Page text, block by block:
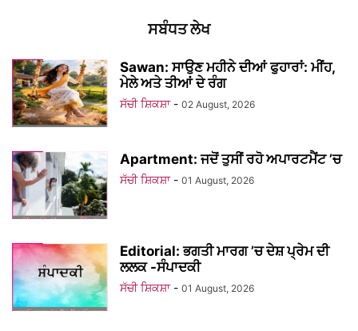
ਸਬੰਧਤ ਲੇਖ
Sawan: ਸਾਉਣ ਮਹੀਨੇ ਦੀਆਂ ਫੁਹਾਰਾਂ: ਮੀਂਹ,
ਮੇਲੇ ਅਤੇ ਤੀਆਂ ਦੇ ਰੰਗ
ਸੱਚੀ ਸ਼ਿਕਸ਼ਾ - 02 August, 2026
Apartment: ਜਦੋਂ ਤੁਸੀਂ ਰਹੋ ਅਪਾਰਟਮੈਂਟ ’ਚ
ਸੱਚੀ ਸ਼ਿਕਸ਼ਾ - 01 August, 2026
Editorial: ਭਗਤੀ ਮਾਰਗ ’ਚ ਦੇਸ਼ ਪ੍ਰੇਮ ਦੀ
ਲਲਕ -ਸੰਪਾਦਕੀ
ਸੱਚੀ ਸ਼ਿਕਸ਼ਾ - 01 August, 2026